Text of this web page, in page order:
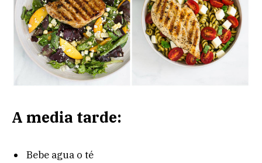
A media tarde:
Bebe agua o té